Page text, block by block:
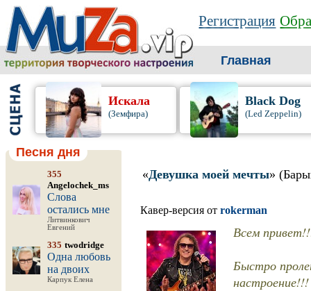
Регистрация
Главная
Искала
(Земфира)
Black Dog
(Led Zeppelin)
Песня дня
355
Angelochek_ms
Слова
остались мне
Литвинкович
Евгений
335 twodridge
Одна любовь
на двоих
Карпук Елена
«Девушка моей мечты»
Кавер-версия от rokerman
Всем
Быстро
настроение!!!